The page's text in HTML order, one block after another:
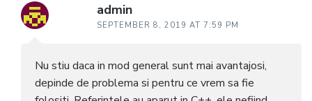
admin
SEPTEMBER 8, 2019 AT 7:59 PM
Nu stiu daca in mod general sunt mai avantajosi,
depinde de problema si pentru ce vrem sa fie